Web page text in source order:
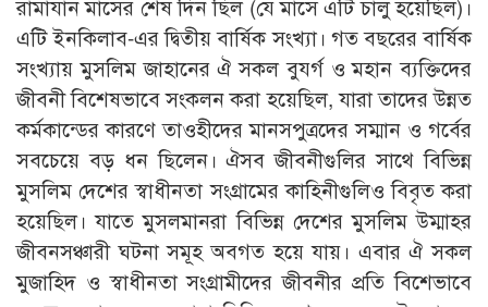
রামাযান মাসের শেষ দিন ছিল (যে মাসে এটি চালু হয়েছিল)।
এটি ইনকিলাব-এর দ্বিতীয় বার্ষিক সংখ্যা। গত বছরের বার্ষিক
সংখ্যায় মুসলিম জাহানের ঐ সকল বুযর্গ ও মহান ব্যক্তিদের
জীবনী বিশেষভাবে সংকলন করা হয়েছিল, যারা তাদের উন্নত
কর্মকান্ডের কারণে তাওহীদের মানসপুত্রদের সম্মান ও গর্বের
সবচেয়ে বড় ধন ছিলেন। ঐসব জীবনীগুলির সাথে বিভিন্ন
মুসলিম দেশের স্বাধীনতা সংগ্রামের কাহিনীগুলিও বিবৃত করা
হয়েছিল। যাতে মুসলমানরা বিভিন্ন দেশের মুসলিম উম্মাহর
জীবনসঞ্চারী ঘটনা সমূহ অবগত হয়ে যায়। এবার ঐ সকল
মুজাহিদ ও স্বাধীনতা সংগ্রামীদের জীবনীর প্রতি বিশেভাবে